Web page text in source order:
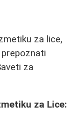
za lice,
za
za Lice: